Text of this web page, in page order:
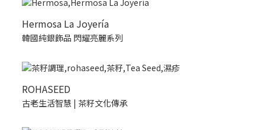
Hermosa La Joyería
韓國純銀飾品 閃耀亮麗系列
ROHASEED
古老生活智慧 | 茶籽文化傳承